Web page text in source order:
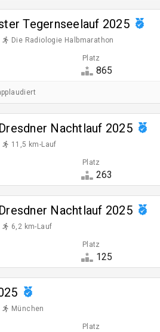
Tegernseelauf 2025
Die Radiologie Halbmarathon
Platz
865
Nachtlauf 2025
11,5 km-Lauf
Platz
263
Nachtlauf 2025
6,2 km-Lauf
Platz
125
München
Platz